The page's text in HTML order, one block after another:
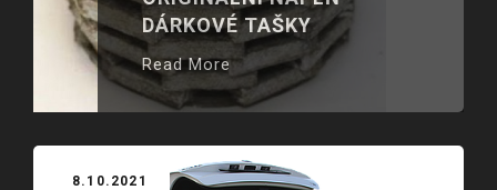
DÁRKOVÉ TAŠKY
Read More
8.10.2021